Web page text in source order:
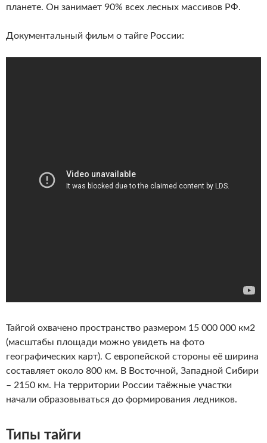
планете. Он занимает 90% всех лесных массивов РФ.
Документальный фильм о тайге России:
Тайгой охвачено пространство размером 15 000 000 км2
(масштабы площади можно увидеть на фото
географических карт). С европейской стороны её ширина
составляет около 800 км. В Восточной, Западной Сибири
– 2150 км. На территории России таёжные участки
начали образовываться до формирования ледников.
Типы тайги